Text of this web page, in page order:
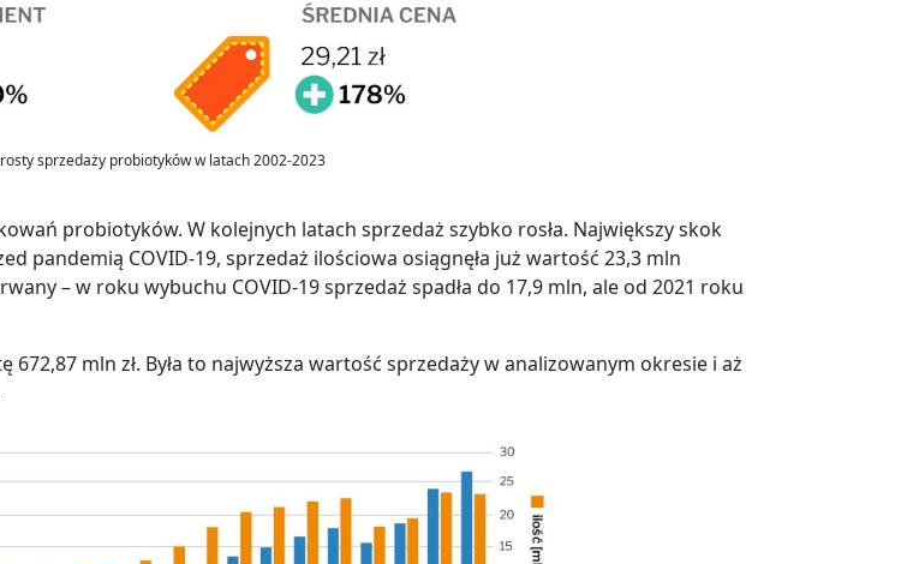
sprzedaży probiotyków w latach 2002-2023
probiotyków. W kolejnych latach sprzedaż szybko rosła. Największy skok
pandemią COVID-19, sprzedaż ilościowa osiągnęła już wartość 23,3 mln
– w roku wybuchu COVID-19 sprzedaż spadła do 17,9 mln, ale od 2021 roku
mln zł. Była to najwyższa wartość sprzedaży w analizowanym okresie i aż